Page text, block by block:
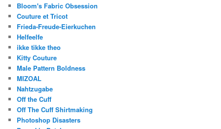
Bloom's Fabric Obsession
Couture et Tricot
Frieda-Freude-Eierkuchen
Helfeelfe
ikke tikke theo
Kitty Couture
Male Pattern Boldness
MIZOAL
Nahtzugabe
Off the Cuff
Off The Cuff Shirtmaking
Photoshop Disasters